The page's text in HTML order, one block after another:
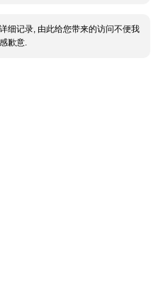
细记录, 由此给您带来的访问不便我
歉意.